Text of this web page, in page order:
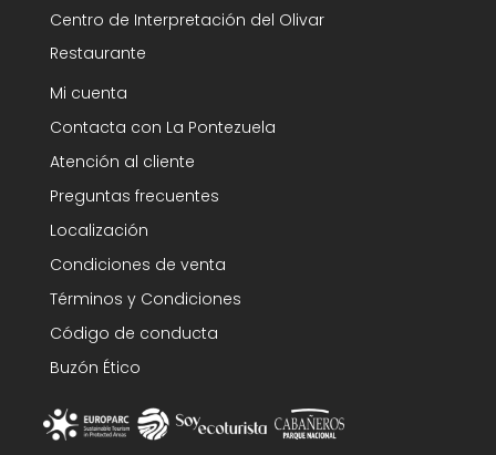
Centro de Interpretación del Olivar
Restaurante
Mi cuenta
Contacta con La Pontezuela
Atención al cliente
Preguntas frecuentes
Localización
Condiciones de venta
Términos y Condiciones
Código de conducta
Buzón Ético